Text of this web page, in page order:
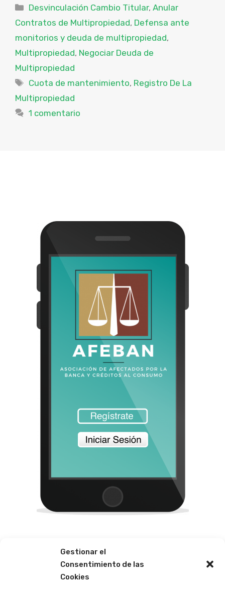
Gestionar el
Consentimiento de las
Cookies
Categorías
Desvinculación Cambio Titular,Anular
Contratos de Multipropiedad, Defensa ante
monitorios y deuda de multipropiedad,
Multipropiedad, Negociar Deuda de
Multipropiedad
Etiquetas
Cuota de mantenimiento, Registro De La
Multipropiedad
1 comentario
Qué ventajas tienes